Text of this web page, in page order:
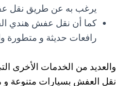
يرغب به عن طريق نقل
كما أن نقل عفش هندي
رافعات حديثة و متطورة
والعديد من الخدمات الأخرى
نقل العفش بسيارات متنوعة و